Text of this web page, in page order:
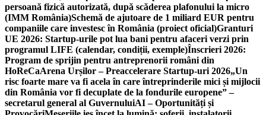
persoană fizică autorizată, după scăderea plafonului la micro
(IMM România)Schemă de ajutoare de 1 miliard EUR pentru
companiile care investesc în România (proiect oficial)Granturi
UE 2026: Startup-urile pot lua bani pentru afaceri verzi prin
programul LIFE (calendar, condiții, exemple)Înscrieri 2026:
Program de sprijin pentru antreprenorii români din
HoReCaArena Urșilor – Preaccelerare Startup-uri 2026„Un
risc foarte mare va fi acela în care întreprinderile mici și mijlocii
din România vor fi decuplate de la fondurile europene” –
secretarul general al GuvernuluiAI – Oportunități și